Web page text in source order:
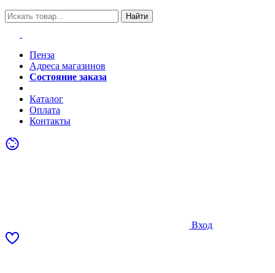
Найти
Пенза
Адреса магазинов
Состояние заказа
Каталог
Оплата
Контакты
Вход